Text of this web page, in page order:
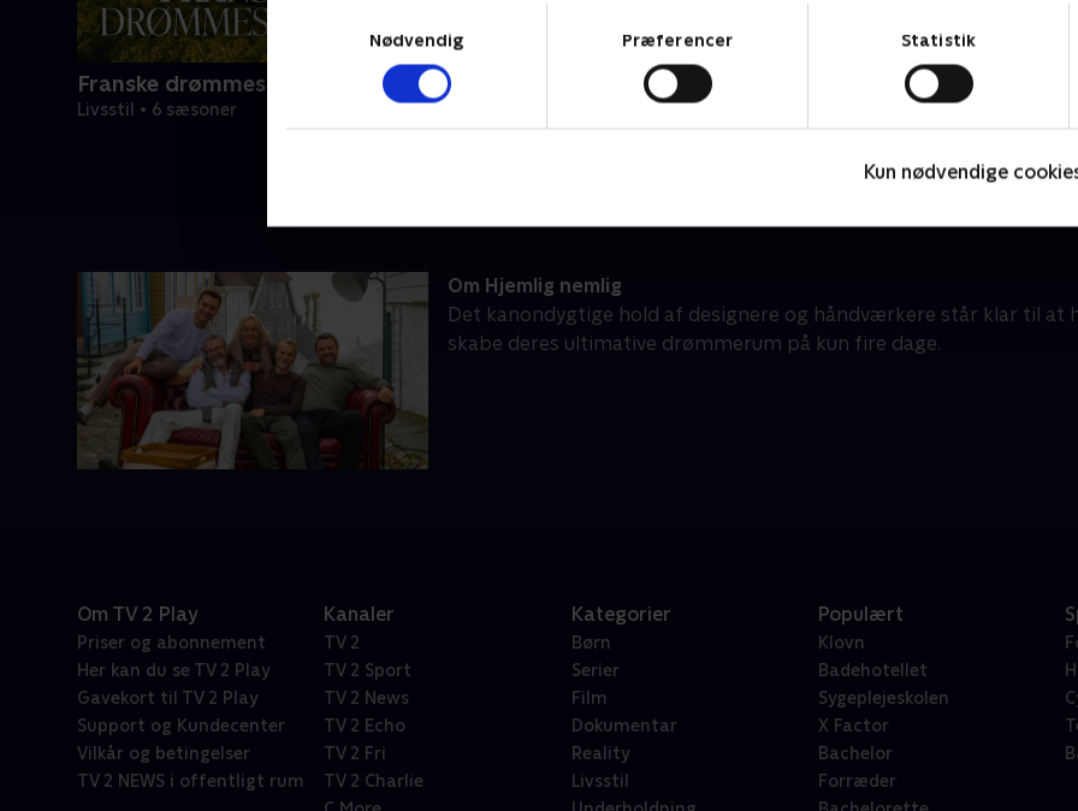
Nødvendig
Præferencer Statistik
Kun nødvendige
Franske drømmeslotte
Livsstil • 6 sæsoner
Bolighjælp på vej
Livsstil • 14 sæsoner
Om Hjemlig nemlig
Det kanondygtige hold af designere og håndværkere står klar til
skabe deres ultimative drømmerum på kun fire dage.
Om TV 2 Play
Priser og abonnement
Her kan du se TV 2 Play
Gavekort til TV 2 Play
Support og Kundecenter
Vilkår og betingelser
TV 2 NEWS i offentligt rum
Kanaler
TV 2
TV 2 Sport
TV 2 News
TV 2 Echo
TV 2 Fri
TV 2 Charlie
Kategorier
Børn
Serier
Film
Dokumentar
Reality
Livsstil
Populært
Klovn
Badehotellet
Sygeplejeskolen
X Factor
Bachelor
Forræder